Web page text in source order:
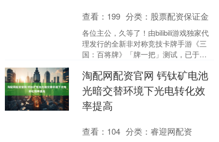
查看： 199 分类： 股票配资保证金
各位主公，久等了！由bilibili游戏独家代
理发行的全新非对称竞技卡牌手游《三
国：百将牌》「牌一把」测试，已于今
次「牌....
淘配网配资官网 钙钛矿电池
光暗交替环境下光电转化效
率提高
查看： 104 分类：睿迎网配资